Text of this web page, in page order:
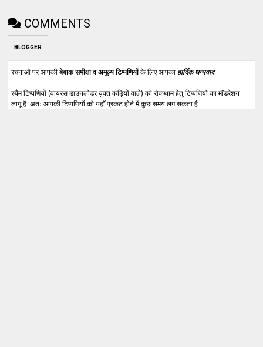
COMMENTS
BLOGGER
रचनाओं पर आपकीबेबाक समीक्षा व अमूल्य टिप्पणियोंके लिए आपका हार्दिक धन्यवाद.
स्पैम टिप्पणियों (वायरस डाउनलोडर युक्त कड़ियों वाले) की रोकथाम हेतु टिप्पणियों का मॉडरेशन
लागू है. अतः आपकी टिप्पणियों को यहाँ प्रकट होने में कुछ समय लग सकता है.